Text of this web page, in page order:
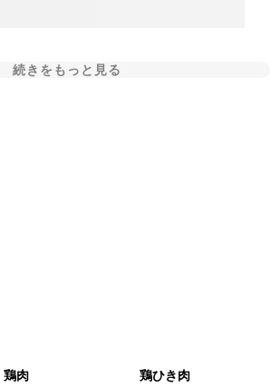
続きをもっと見る
鶏肉 鶏ひき肉